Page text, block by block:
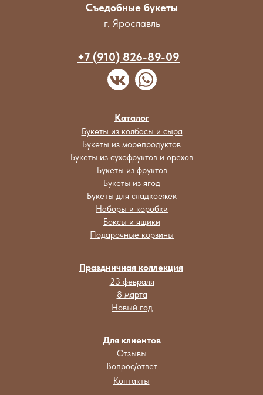
Съедобные букеты
г. Ярославль
Для клиентов
Отзывы
Вопрос/ответ
Контакты
23 февраля
8 марта
Новый год
Праздничная коллекция
Букеты из колбасы и сыра
Букеты из морепродуктов
Букеты из сухофруктов и орехов
Букеты из фруктов
Каталог
Букеты из ягод
Букеты для сладкоежек
Наборы и коробки
Подарочные корзины
Боксы и ящики
+7 (910) 826-89-09